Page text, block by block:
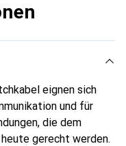
eignen sich
und für
die dem
gerecht werden.